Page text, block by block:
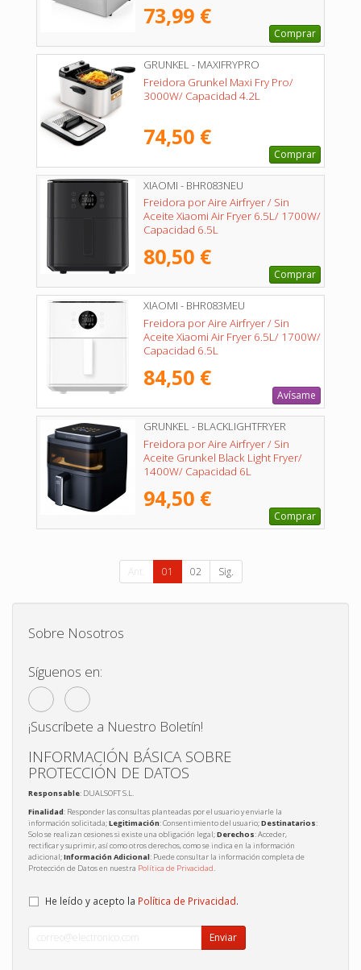
73,99 €
Comprar
GRUNKEL - MAXIFRYPRO
Freidora Grunkel Maxi Fry Pro/
3000W/ Capacidad 4.2L
74,50 €
Comprar
XIAOMI - BHR083NEU
Freidora por Aire Airfryer / Sin
Aceite Xiaomi Air Fryer 6.5L/ 1700W/
Capacidad 6.5L
80,50 €
Comprar
XIAOMI - BHR083MEU
Freidora por Aire Airfryer / Sin
Aceite Xiaomi Air Fryer 6.5L/ 1700W/
Capacidad 6.5L
84,50 €
Avísame
GRUNKEL - BLACKLIGHTFRYER
Freidora por Aire Airfryer / Sin
Aceite Grunkel Black Light Fryer/
1400W/ Capacidad 6L
94,50 €
Comprar
Ant. 01 02 Sig.
Sobre Nosotros
Síguenos en:
¡Suscríbete a Nuestro Boletín!
INFORMACIÓN BÁSICA SOBRE
PROTECCIÓN DE DATOS
Responsable: DUALSOFT S.L.
Finalidad: Responder las consultas planteadas por el usuario y enviarle la
información solicitada;Legitimación: Consentimiento del usuario;Destinatarios:
Solo se realizan cesiones si existe una obligación legal;Derechos: Acceder,
rectificar y suprimir, así como otros derechos, como se indica en la información
adicional;Información Adicional: Puede consultar la información completa de
Protección de Datos en nuestra Política de Privacidad.
He leído y acepto la Política de Privacidad.
Enviar